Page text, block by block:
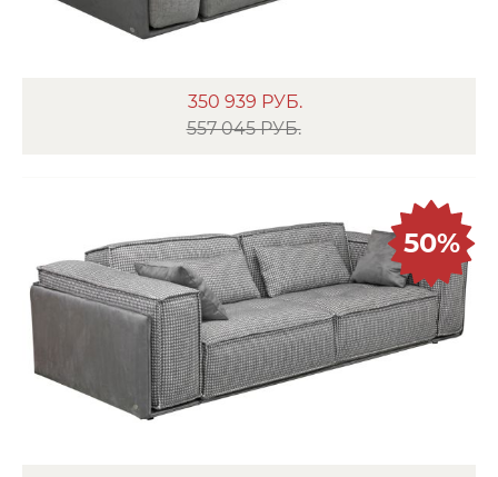
350 939 РУБ.
557 045 РУБ.
50%